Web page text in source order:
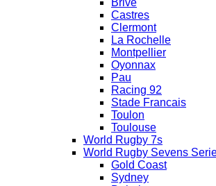
Brive
Castres
Clermont
La Rochelle
Montpellier
Oyonnax
Pau
Racing 92
Stade Francais
Toulon
Toulouse
World Rugby 7s
World Rugby Sevens
Gold Coast
Sydney